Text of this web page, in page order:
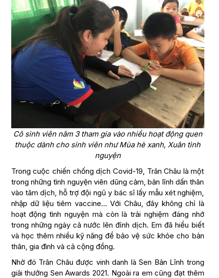
Cô sinh viên năm 3 tham gia vào nhiều hoạt động quen
thuộc dành cho sinh viên như Mùa hè xanh, Xuân tình
nguyện
Trong cuộc chiến chống dịch Covid-19, Trân Châu là một
trong những tình nguyện viên dũng cảm, bản lĩnh dấn thân
vào tâm dịch, hỗ trợ đội ngũ y bác sĩ lấy mẫu xét nghiệm,
nhập dữ liệu tiêm vaccine… Với Châu, đây không chỉ là
hoạt động tình nguyện mà còn là trải nghiệm đáng nhớ
trong những ngày cả nước lên đỉnh dịch. Em đã hiểu biết
và học thêm nhiều kỹ năng để bảo vệ sức khỏe cho bản
thân, gia đình và cả cộng đồng.
Nhờ đó Trân Châu được vinh danh là Sen Bản Lĩnh trong
giải thưởng Sen Awards 2021. Ngoài ra em cũng đạt thêm